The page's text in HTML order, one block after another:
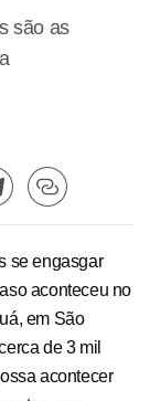
são as
se engasgar
aconteceu no
em São
de 3 mil
acontecer